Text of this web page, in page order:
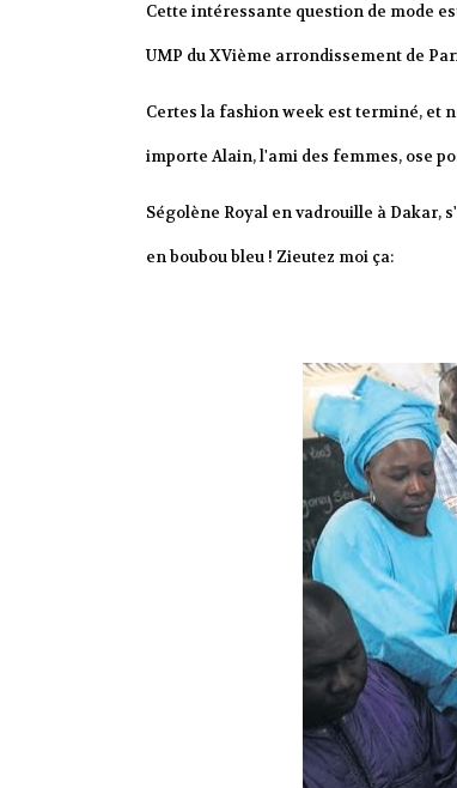
Cette intéressante question de mode
UMP du XVième arrondissement de
Certes la fashion week est terminé, et
importe Alain, l'ami des femmes, ose
Ségolène Royal en vadrouille à Dakar,
en boubou bleu ! Zieutez moi ça: